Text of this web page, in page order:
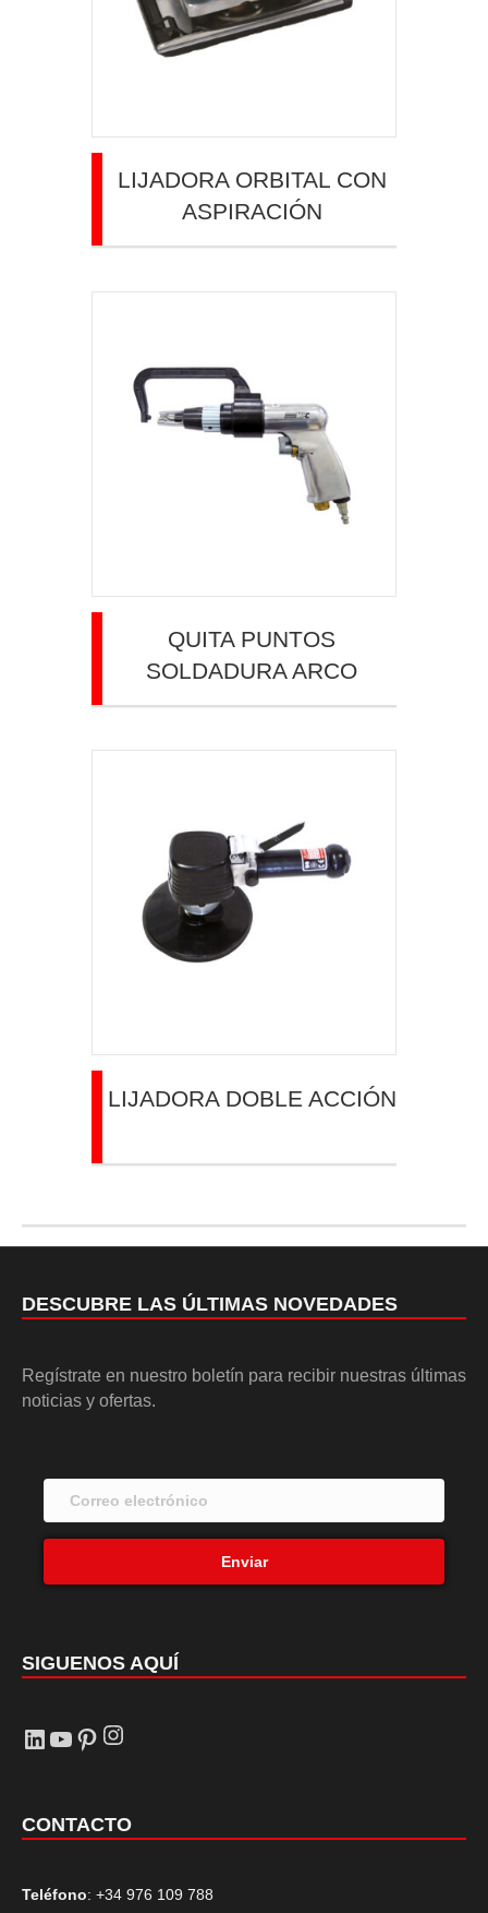
LIJADORA ORBITAL CON
ASPIRACIÓN
QUITA PUNTOS
SOLDADURA ARCO
LIJADORA DOBLE ACCIÓN
DESCUBRE LAS ÚLTIMAS NOVEDADES
Regístrate en nuestro boletín para recibir nuestras últimas
noticias y ofertas.
Enviar
SIGUENOS AQUÍ
LinkedIn
YouTube
Pinterest
Instagram
CONTACTO
Teléfono: +34 976 109 788